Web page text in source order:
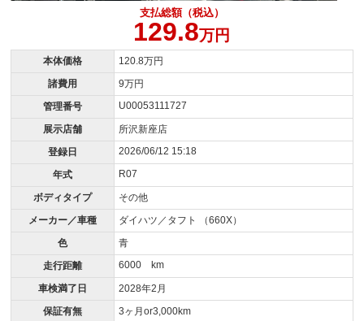
支払総額（税込）
129.8万円
本体価格
120.8万円
諸費用
9万円
管理番号
U00053111727
展示店舗
所沢新座店
登録日
2026/06/12 15:18
年式 R07
ボディタイプ
その他
メーカー／車種
ダイハツ／タフト （660X）
色
青
走行距離
6000 km
車検満了日
2028年2月
保証有無
3ヶ月or3,000km